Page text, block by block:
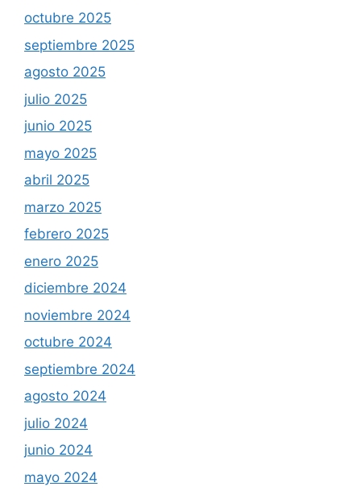
octubre 2025
septiembre 2025
agosto 2025
julio 2025
junio 2025
mayo 2025
abril 2025
marzo 2025
febrero 2025
enero 2025
diciembre 2024
noviembre 2024
octubre 2024
septiembre 2024
agosto 2024
julio 2024
junio 2024
mayo 2024